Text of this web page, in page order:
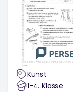
Kunst
1-4. Klasse